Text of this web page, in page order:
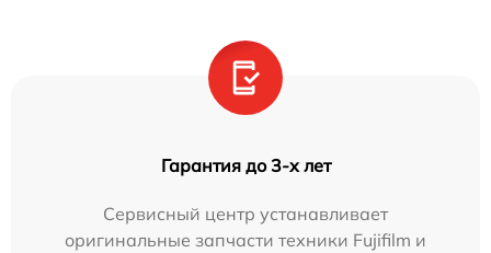
Гарантия до 3-х лет
Сервисный центр устанавливает
оригинальные запчасти техники Fujifilm и